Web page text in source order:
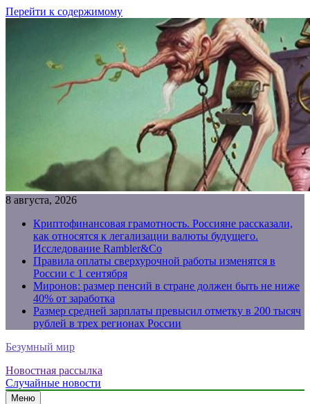
Перейти к содержимому
8 августа, 2026
Криптофинансовая грамотность. Россияне рассказали,
как относятся к легализации валюты будущего.
Исследование Rambler&Co
Правила оплаты сверхурочной работы изменятся в
России с 1 сентября
Миронов: размер пенсий в стране должен быть не ниже
40% от заработка
Размер средней зарплаты превысил отметку в 200 тысяч
рублей в трех регионах России
Безумный мир
Новостная рассылка
Случайные новости
Меню